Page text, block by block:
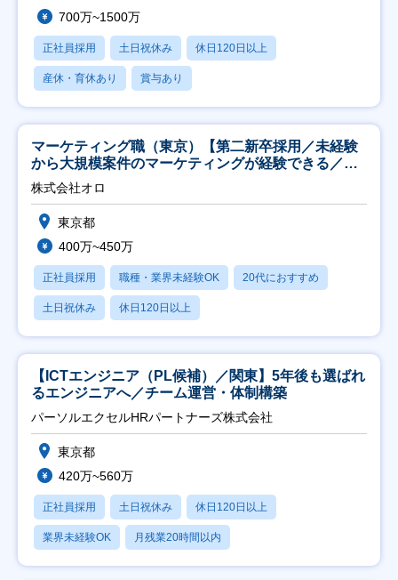
700万~1500万
正社員採用 土日祝休み 休日120日以上
産休・育休あり 賞与あり
マーケティング職（東京）【第二新卒採用／未経験
から大規模案件のマーケティングが経験できる／研
修充実】
株式会社オロ
東京都
400万~450万
正社員採用 職種・業界未経験OK 20代におすすめ
土日祝休み 休日120日以上
【ICTエンジニア（PL候補）／関東】5年後も選ばれ
るエンジニアへ／チーム運営・体制構築
パーソルエクセルHRパートナーズ株式会社
東京都
420万~560万
正社員採用 土日祝休み 休日120日以上
業界未経験OK 月残業20時間以内